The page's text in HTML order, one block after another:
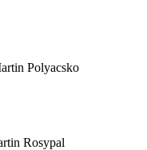
Polyacsko
Rosypal